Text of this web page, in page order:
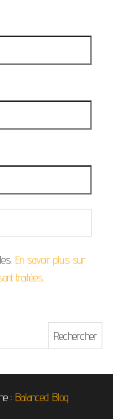
En savoir plus sur
traitées.
: Balanced Blog